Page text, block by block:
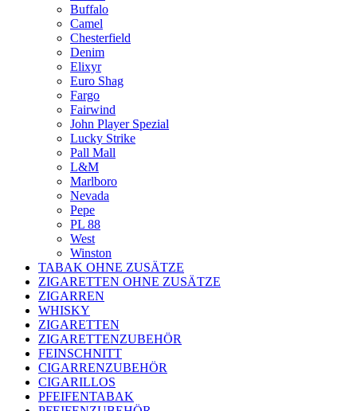
Buffalo
Camel
Chesterfield
Denim
Elixyr
Euro Shag
Fargo
Fairwind
John Player Spezial
Lucky Strike
Pall Mall
L&M
Marlboro
Nevada
Pepe
PL 88
West
Winston
TABAK OHNE ZUSÄTZE
ZIGARETTEN OHNE ZUSÄTZE
ZIGARREN
WHISKY
ZIGARETTEN
ZIGARETTENZUBEHÖR
FEINSCHNITT
CIGARRENZUBEHÖR
CIGARILLOS
PFEIFENTABAK